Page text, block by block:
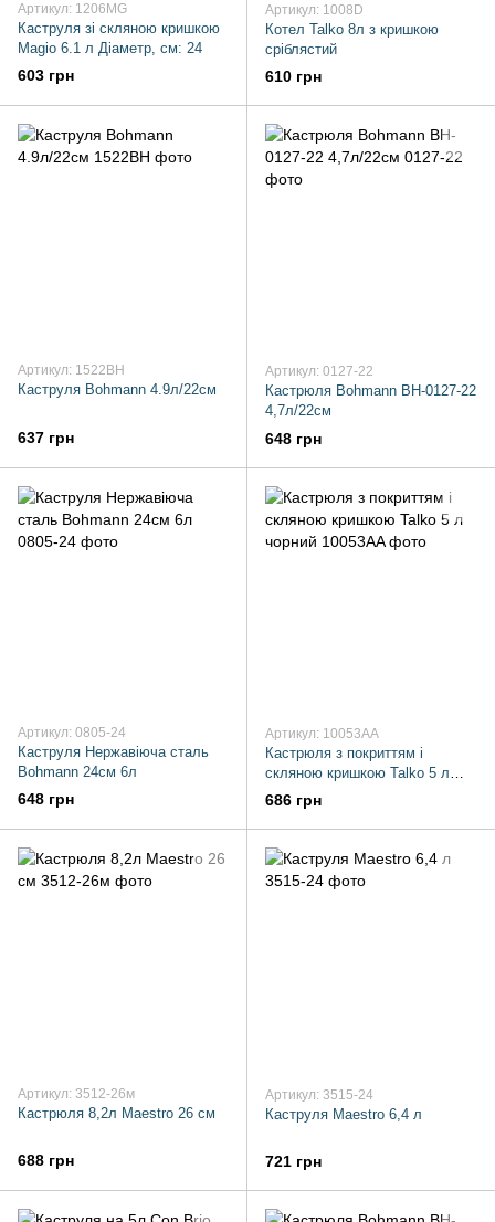
Артикул: 1206MG
Каструля зі скляною кришкою
Magio 6.1 л Діаметр, см: 24
603 грн
Артикул: 1008D
Котел Talko 8л з кришкою
сріблястий
610 грн
Артикул: 1522BH
Каструля Bohmann 4.9л/22см
637 грн
Артикул: 0127-22
Кастрюля Bohmann BH-0127-22
4,7л/22см
648 грн
Артикул: 0805-24
Каструля Нержавіюча сталь
Bohmann 24см 6л
648 грн
Артикул: 10053AA
Кастрюля з покриттям і
скляною кришкою Talko 5 л
чорний
686 грн
Артикул: 3512-26м
Кастрюля 8,2л Maestro 26 см
688 грн
Артикул: 3515-24
Каструля Maestro 6,4 л
721 грн